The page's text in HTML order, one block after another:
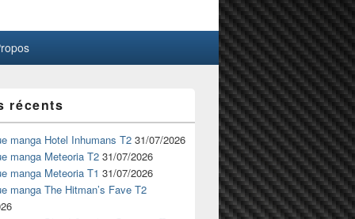
récents
manga Hotel Inhumans T2 31/07/2026
manga Meteoria T2 31/07/2026
manga Meteoria T1 31/07/2026
manga The Hitman’s Fave T2